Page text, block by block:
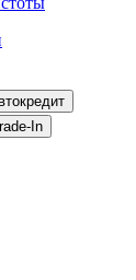
автокредит
Trade-In